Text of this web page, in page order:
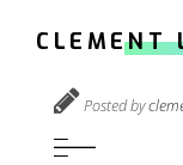
CLEMENT
Posted by